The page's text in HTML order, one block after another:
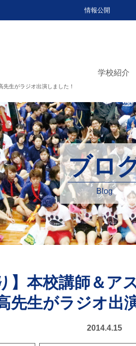
情報公開
学校紹介
先生がラジオ出演しました！
ブロ
Blog
】本校講師＆ア
先生がラジオ出
2014.4.15